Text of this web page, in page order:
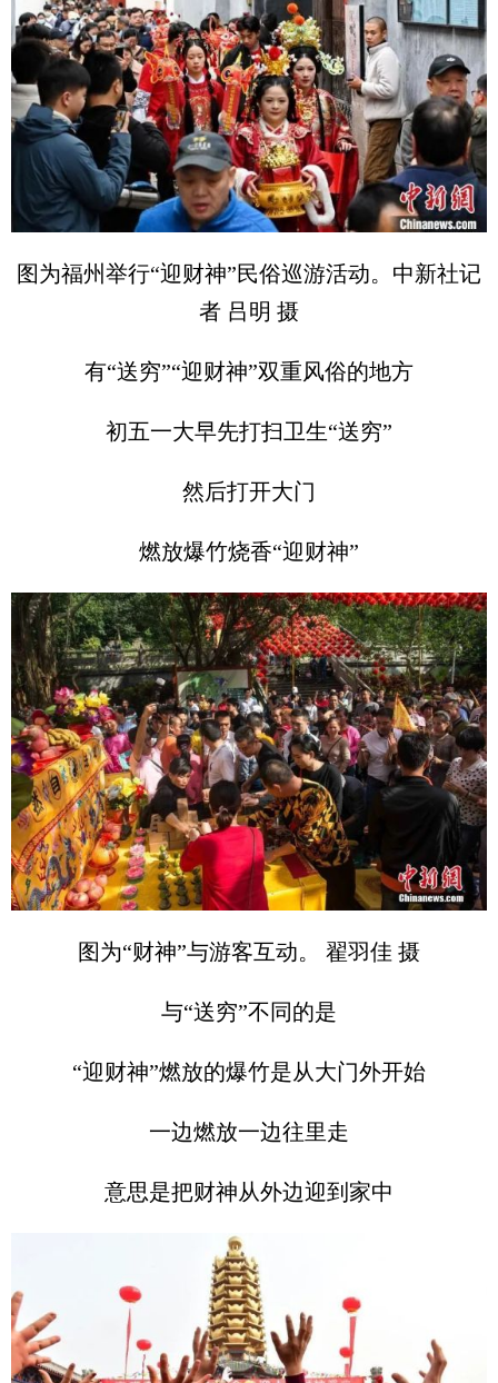
图为福州举行“迎财神”民俗巡游活动。中新社记
者 吕明 摄
有“送穷”“迎财神”双重风俗的地方
初五一大早先打扫卫生“送穷”
然后打开大门
燃放爆竹烧香“迎财神”
图为“财神”与游客互动。 翟羽佳 摄
与“送穷”不同的是
“迎财神”燃放的爆竹是从大门外开始
一边燃放一边往里走
意思是把财神从外边迎到家中